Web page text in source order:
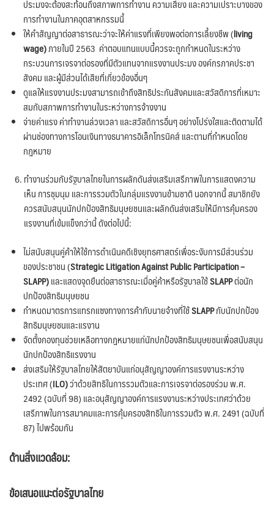
ประมงจะต้องสะท้อนถึงสภาพการทำงาน ความเสี่ยง และความเปราะบางของ
การทำงานในภาคอุตสาหกรรมนี้
ให้คำสัญญาต่อสาธารณะว่าจะให้ค่าแรงที่เพียงพอต่อการเลี้ยงชีพ (living
wage)ภายในปี 2563 ค่าตอบแทนแบบนี้ควรจะถูกกำหนดในระหว่าง
กระบวนการเจรจาต่อรองที่มีตัวแทนจากแรงงานประมง องค์กรภาคประชา
สังคม และผู้มีส่วนได้เสียที่เกี่ยวข้องอื่นๆ
ดูแลให้แรงงานประมงสามารถเข้าถึงสิทธิประกันสังคมและสวัสดิการที่เหมาะ
สมกับสภาพการทำงานในระหว่างการจ้างงาน
จ่ายค่าแรง ค่าทำงานล่วงเวลา และสวัสดิการอื่นๆ อย่างโปร่งใสและติดตามได้
ผ่านช่องทางการโอนเงินทางธนาคารอิเล็กโทรนิคส์ และตามที่กำหนดโดย
กฎหมาย
ทำงานร่วมกับรัฐบาลไทยในการผลักดันส่งเสริมเสรีภาพในการแสดงความ
เห็น การชุมนุม และการรวมตัวในกลุ่มแรงงานข้ามชาติ นอกจากนี้ สมาชิกยัง
ควรสนับสนุนนักปกป้องสิทธิมนุษยชนและผลักดันส่งเสริมให้มีการคุ้มครอง
แรงงานที่เข้มแข็งกว่านี้ ดังต่อไปนี้:
ไม่สนับสนุนคู่ค้าให้ใช้การดำเนินคดีเชิงยุทธศาสตร์เพื่อระงับการมีส่วนร่วม
ของประชาชน (Strategic Litigation Against Public Participation –
SLAPP)และแสดงจุดยืนต่อสาธารณะเมื่อคู่ค้าหรือรัฐบาลใช้SLAPPต่อนัก
ปกป้องสิทธิมนุษยชน
กำหนดมาตรการแทรกแซงทางการค้ากับนายจ้างที่ใช้SLAPPกับนักปกป้อง
สิทธิมนุษยชนและแรงาน
จัดตั้งกองทุนช่วยเหลือทางกฎหมายแก่นักปกป้องสิทธิมนุษยชนเพื่อสนับสนุน
นักปกป้องสิทธิแรงงาน
ส่งเสริมให้รัฐบาลไทยให้สัตยาบันแก่อนุสัญญาองค์การแรงงานระหว่าง
ประเทศ (ILO)ว่าด้วยสิทธิในการรวมตัวและการเจรจาต่อรองร่วม พ.ศ.
2492 (ฉบับที่ 98) และอนุสัญญาองค์การแรงงานระหว่างประเทศว่าด้วย
เสรีภาพในการสมาคมและการคุ้มครองสิทธิในการรวมตัว พ.ศ. 2491 (ฉบับที่
87) ไปพร้อมกัน
ด้านสิ่งแวดล้อม:
ข้อเสนอแนะต่อรัฐบาลไทย